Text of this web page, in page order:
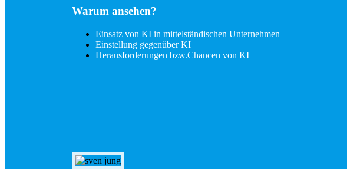
Warum ansehen?
Einsatz von KI in mittelständischen Unternehmen
Einstellung gegenüber KI
Herausforderungen bzw.Chancen von KI